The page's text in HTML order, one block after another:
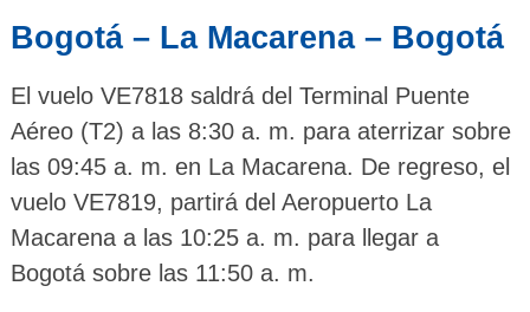
Bogotá – La Macarena – Bogotá
El vuelo VE7818 saldrá del Terminal Puente
Aéreo (T2) a las 8:30 a. m. para aterrizar sobre
las 09:45 a. m. en La Macarena. De regreso, el
vuelo VE7819, partirá del Aeropuerto La
Macarena a las 10:25 a. m. para llegar a
Bogotá sobre las 11:50 a. m.